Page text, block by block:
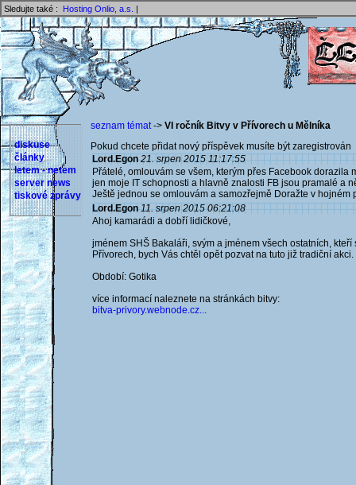
Sledujte také : Hosting Onlio, a.s. |
diskuse
články
letem - netem
server news
tiskové zprávy
seznam témat-> VI ročník Bitvy v Přívorech u Mělníka
Pokud chcete přidat nový příspěvek musíte být
Lord.Egon 21. srpen 2015 11:17:55
Přátelé, omlouvám se všem, kterým přes Facebook dorazila
jen moje IT schopnosti a hlavně znalosti FB jsou pramalé a
Ještě jednou se omlouvám a samozřejmě Doražte v hojném
Lord.Egon 11. srpen 2015 06:21:08
Ahoj kamarádi a dobří lidičkové,
jménem SHŠ Bakaláři, svým a jménem všech ostatních,
Přívorech, bych Vás chtěl opět pozvat na tuto již tradiční akci.
Období: Gotika
více informací naleznete na stránkách bitvy:
bitva-privory.webnode.cz...